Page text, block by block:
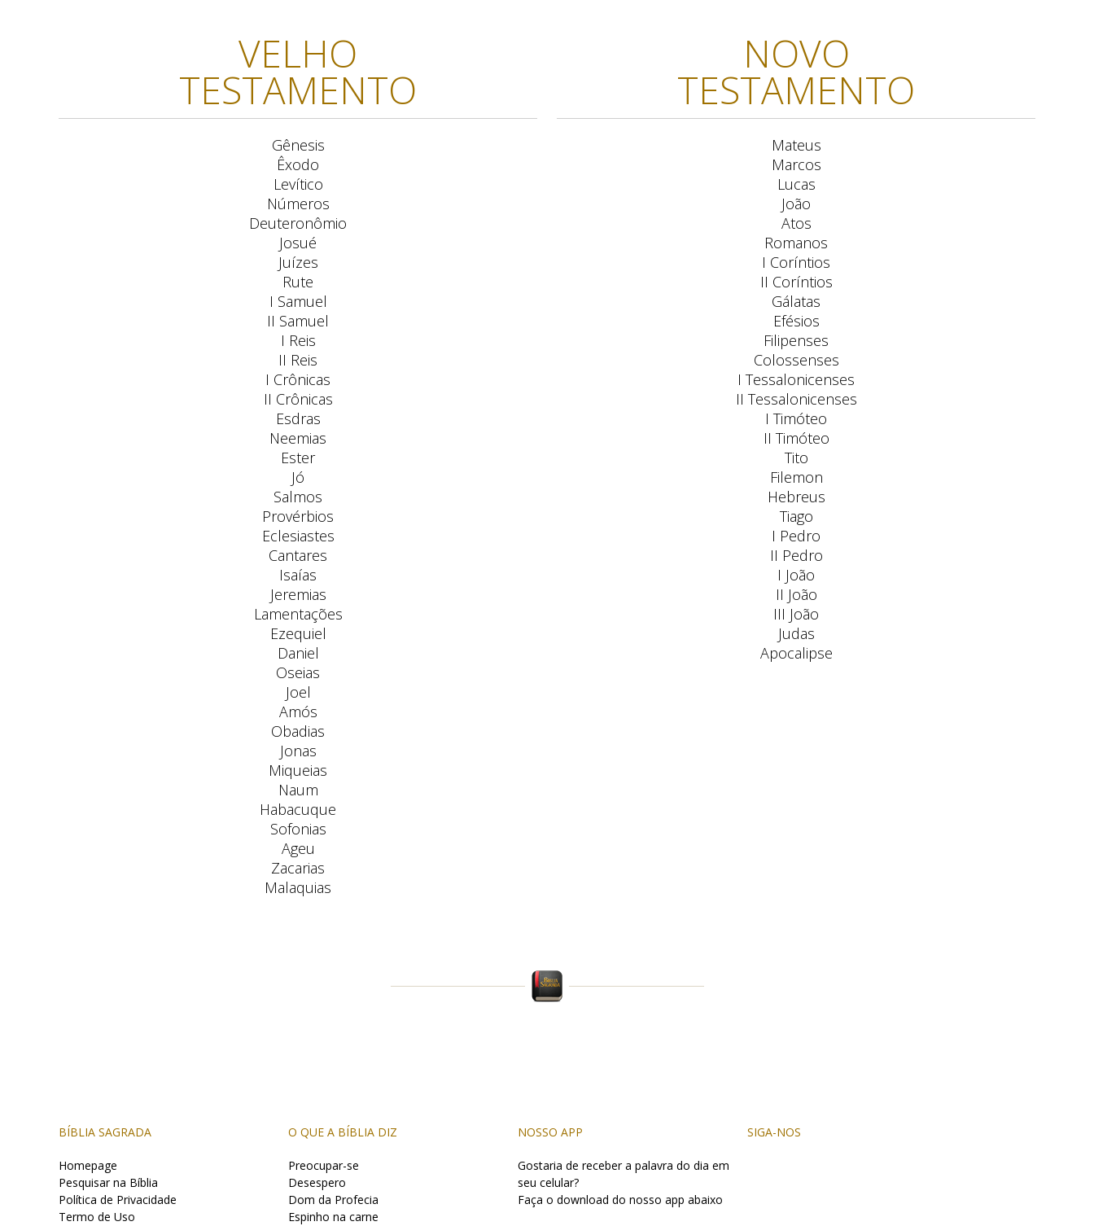
VELHO
TESTAMENTO
Gênesis
Êxodo
Levítico
Números
Deuteronômio
Josué
Juízes
Rute
I Samuel
II Samuel
I Reis
II Reis
I Crônicas
II Crônicas
Esdras
Neemias
Ester
Jó
Salmos
Provérbios
Eclesiastes
Cantares
Isaías
Jeremias
Lamentações
Ezequiel
Daniel
Oseias
Joel
Amós
Obadias
Jonas
Miqueias
Naum
Habacuque
Sofonias
Ageu
Zacarias
Malaquias
NOVO
TESTAMENTO
Mateus
Marcos
Lucas
João
Atos
Romanos
I Coríntios
II Coríntios
Gálatas
Efésios
Filipenses
Colossenses
I Tessalonicenses
II Tessalonicenses
I Timóteo
II Timóteo
Tito
Filemon
Hebreus
Tiago
I Pedro
II Pedro
I João
II João
III João
Judas
Apocalipse
BÍBLIA SAGRADA
Homepage
Pesquisar na Bíblia
Política de Privacidade
Termo de Uso
O QUE A BÍBLIA DIZ
Preocupar-se
Desespero
Dom da Profecia
Espinho na carne
NOSSO APP
Gostaria de receber a palavra do dia em
seu celular?
Faça o download do nosso app abaixo
SIGA-NOS